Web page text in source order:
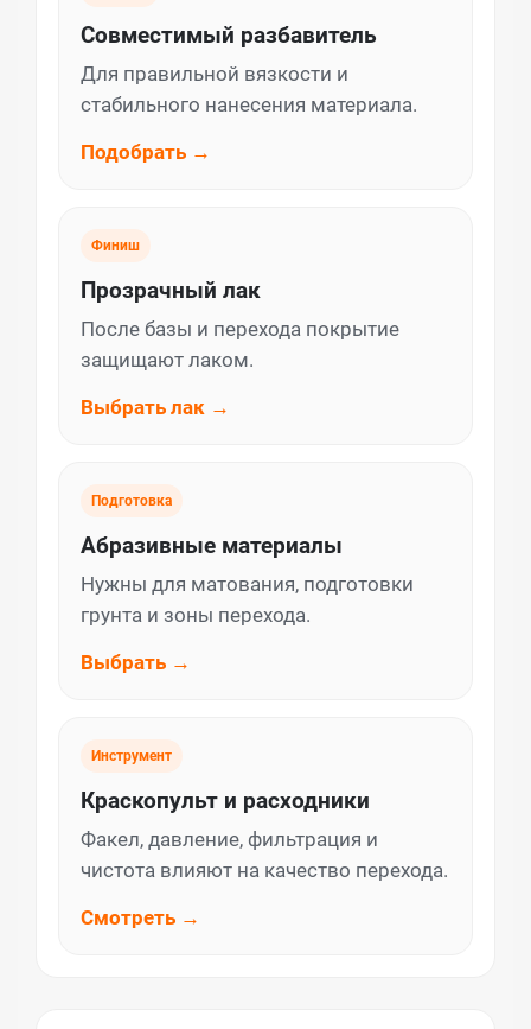
Совместимый разбавитель
Для правильной вязкости и
стабильного нанесения материала.
Подобрать →
Финиш
Прозрачный лак
После базы и перехода покрытие
защищают лаком.
Выбрать лак →
Подготовка
Абразивные материалы
Нужны для матования, подготовки
грунта и зоны перехода.
Выбрать →
Инструмент
Краскопульт и расходники
Факел, давление, фильтрация и
чистота влияют на качество перехода.
Смотреть →